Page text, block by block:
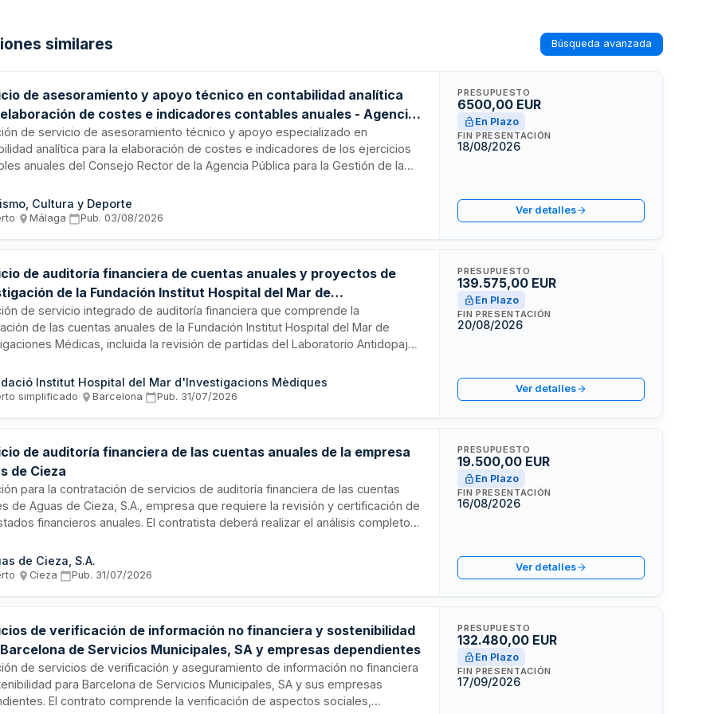
similares Búsqueda avanzada
de asesoramiento y apoyo técnico en contabilidad analítica
de costes e indicadores contables anuales - Agencia
de Gestión Casa Natal Picasso de Málaga
de servicio de asesoramiento técnico y apoyo especializado en
analítica para la elaboración de costes e indicadores de los ejercicios
anuales del Consejo Rector de la Agencia Pública para la Gestión de la
El servicio incluye el análisis, registro y cálculo de costes analíticos, así
generación de indicadores de gestión contable que permitan una visión
Cultura y Deporte
· Málaga· Pub. 03/08/2026
PRESUPUESTO
6500,00 EUR
En Plazo
FIN PRESENTACIÓN
18/08/2026
Ver detalles
de auditoría financiera de cuentas anuales y proyectos de
de la Fundación Institut Hospital del Mar de
Médicas
de servicio integrado de auditoría financiera que comprende la
de las cuentas anuales de la Fundación Institut Hospital del Mar de
Médicas, incluida la revisión de partidas del Laboratorio Antidopaje
de investigación financiados por organismos autonómicos, estatales, de
Europea y otras entidades. El contrato incluye la emisión de informes,
Institut Hospital del Mar d'Investigacions Mèdiques
simplificado· Barcelona· Pub. 31/07/2026
PRESUPUESTO
139.575,00 EUR
En Plazo
FIN PRESENTACIÓN
20/08/2026
Ver detalles
de auditoría financiera de las cuentas anuales de la empresa
de Cieza
para la contratación de servicios de auditoría financiera de las cuentas
de Aguas de Cieza, S.A., empresa que requiere la revisión y certificación de
financieros anuales. El contratista deberá realizar el análisis completo
y colaborar con el departamento de auditoría interna. La duración del
abarca hasta la finalización de los trabajos del ejercicio que termina el
de Cieza, S.A.
· Cieza· Pub. 31/07/2026
PRESUPUESTO
19.500,00 EUR
En Plazo
FIN PRESENTACIÓN
16/08/2026
Ver detalles
de verificación de información no financiera y sostenibilidad
de Servicios Municipales, SA y empresas dependientes
de servicios de verificación y aseguramiento de información no financiera
para Barcelona de Servicios Municipales, SA y sus empresas
El contrato comprende la verificación de aspectos sociales,
PRESUPUESTO
132.480,00 EUR
En Plazo
FIN PRESENTACIÓN
17/09/2026